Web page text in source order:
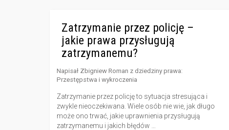
Zatrzymanie przez policję –
jakie prawa przysługują
zatrzymanemu?
Napisał Zbigniew Roman z dziedziny prawa:
Przestępstwa i wykroczenia
Zatrzymanie przez policję to sytuacja stresująca i
zwykle nieoczekiwana. Wiele osób nie wie, jak długo
może ono trwać, jakie uprawnienia przysługują
zatrzymanemu i jakich błędów …